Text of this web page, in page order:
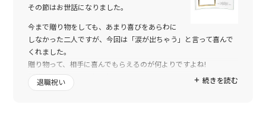
その節はお世話になりました。
今まで贈り物をしても、あまり喜びをあらわに
しなかった二人ですが、今回は「涙が出ちゃう」と言って喜んで
くれました。
贈り物って、相手に喜んでもらえるのが何よりですよね!
私共もとっても嬉しかったです。
続きを読む
退職祝い